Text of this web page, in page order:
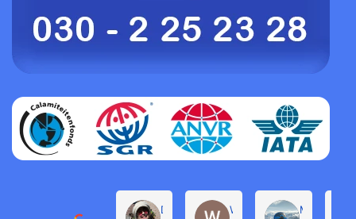
Daphne de GrootWillem Groenendijk
Michel